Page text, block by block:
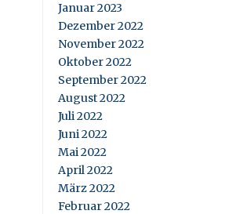
Januar 2023
Dezember 2022
November 2022
Oktober 2022
September 2022
August 2022
Juli 2022
Juni 2022
Mai 2022
April 2022
März 2022
Februar 2022